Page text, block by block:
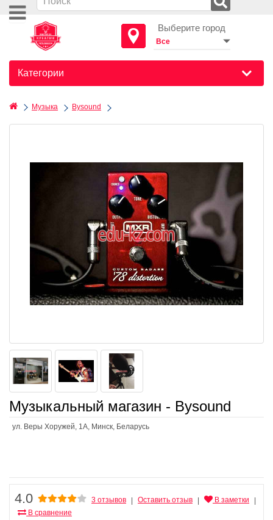
Выберите город
Категории
Музыка Bysound
Музыкальный магазин - Bysound
ул. Веры Хоружей, 1А, Минск, Беларусь
4.0 3 отзывов Оставить отзыв В заметки
В сравнение